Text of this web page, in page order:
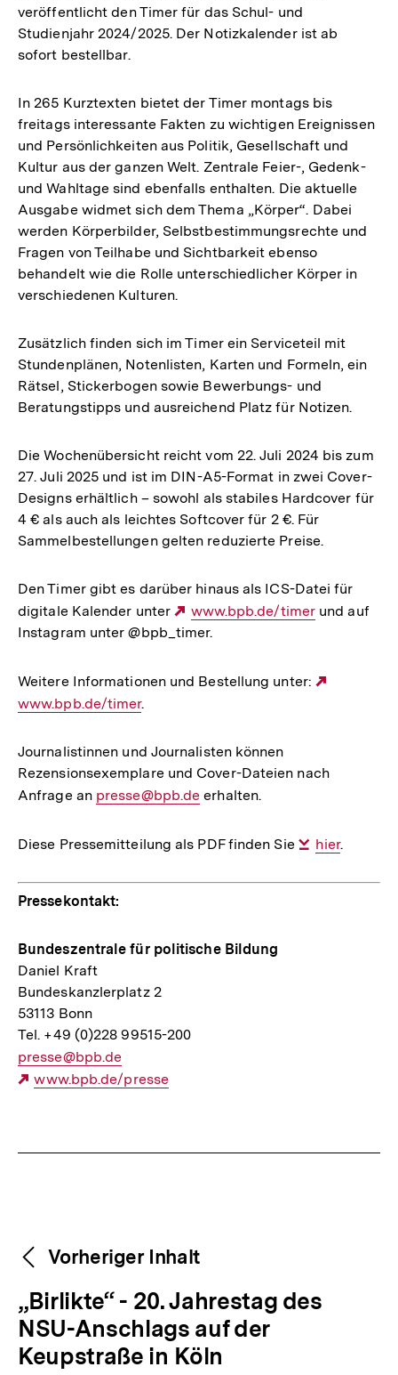
veröffentlicht den Timer für das Schul- und
Studienjahr 2024/2025. Der Notizkalender ist ab
sofort bestellbar.
In 265 Kurztexten bietet der Timer montags bis
freitags interessante Fakten zu wichtigen Ereignissen
und Persönlichkeiten aus Politik, Gesellschaft und
Kultur aus der ganzen Welt. Zentrale Feier-, Gedenk-
und Wahltage sind ebenfalls enthalten. Die aktuelle
Ausgabe widmet sich dem Thema „Körper“. Dabei
werden Körperbilder, Selbstbestimmungsrechte und
Fragen von Teilhabe und Sichtbarkeit ebenso
behandelt wie die Rolle unterschiedlicher Körper in
verschiedenen Kulturen.
Zusätzlich finden sich im Timer ein Serviceteil mit
Stundenplänen, Notenlisten, Karten und Formeln, ein
Rätsel, Stickerbogen sowie Bewerbungs- und
Beratungstipps und ausreichend Platz für Notizen.
Die Wochenübersicht reicht vom 22. Juli 2024 bis zum
27. Juli 2025 und ist im DIN-A5-Format in zwei Cover-
Designs erhältlich – sowohl als stabiles Hardcover für
4 € als auch als leichtes Softcover für 2 €. Für
Sammelbestellungen gelten reduzierte Preise.
Den Timer gibt es darüber hinaus als ICS-Datei für
digitale Kalender unter
Externer
Link:
www.bpb.de/timer und auf
Instagram unter @bpb_timer.
Weitere Informationen und Bestellung unter:
www.bpb.de/timer.
Journalistinnen und Journalisten können
Rezensionsexemplare und Cover-Dateien nach
Anfrage an E-
Link:
presse@bpb.de erhalten.
Diese Pressemitteilung als PDF finden Sie
Interner
hier.
Pressekontakt:
Bundeszentrale für politische Bildung
Daniel Kraft
Bundeskanzlerplatz 2
53113 Bonn
Tel. +49 (0)228 99515-200
E-
Mail
presse@bpb.de
Externer
www.bpb.de/presse
Weitere
Inhalte
Content-
Navigation
Vorheriger Inhalt
V
o
r
„Birlikte“ - 20. Jahrestag des
NSU-Anschlags auf der
Keupstraße in Köln